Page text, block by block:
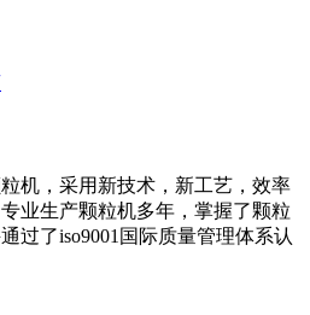
机，采用新技术，新工艺，效率
业生产颗粒机多年，掌握了颗粒
过了iso9001国际质量管理体系认